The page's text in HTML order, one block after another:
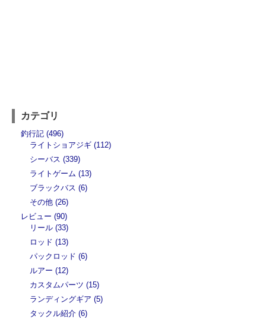
カテゴリ
釣行記 (496)
ライトショアジギ (112)
シーバス (339)
ライトゲーム (13)
ブラックバス (6)
その他 (26)
レビュー (90)
リール (33)
ロッド (13)
パックロッド (6)
ルアー (12)
カスタムパーツ (15)
ランディングギア (5)
タックル紹介 (6)